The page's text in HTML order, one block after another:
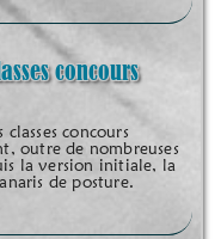
concours
classes concours
outre de nombreuses
la version initiale, la
de posture.